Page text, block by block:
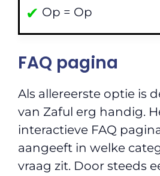
✔ Op = Op
FAQ pagina
Als allereerste optie is
van Zaful erg handig.
interactieve FAQ
aangeeft in welke
vraag zit. Door steeds